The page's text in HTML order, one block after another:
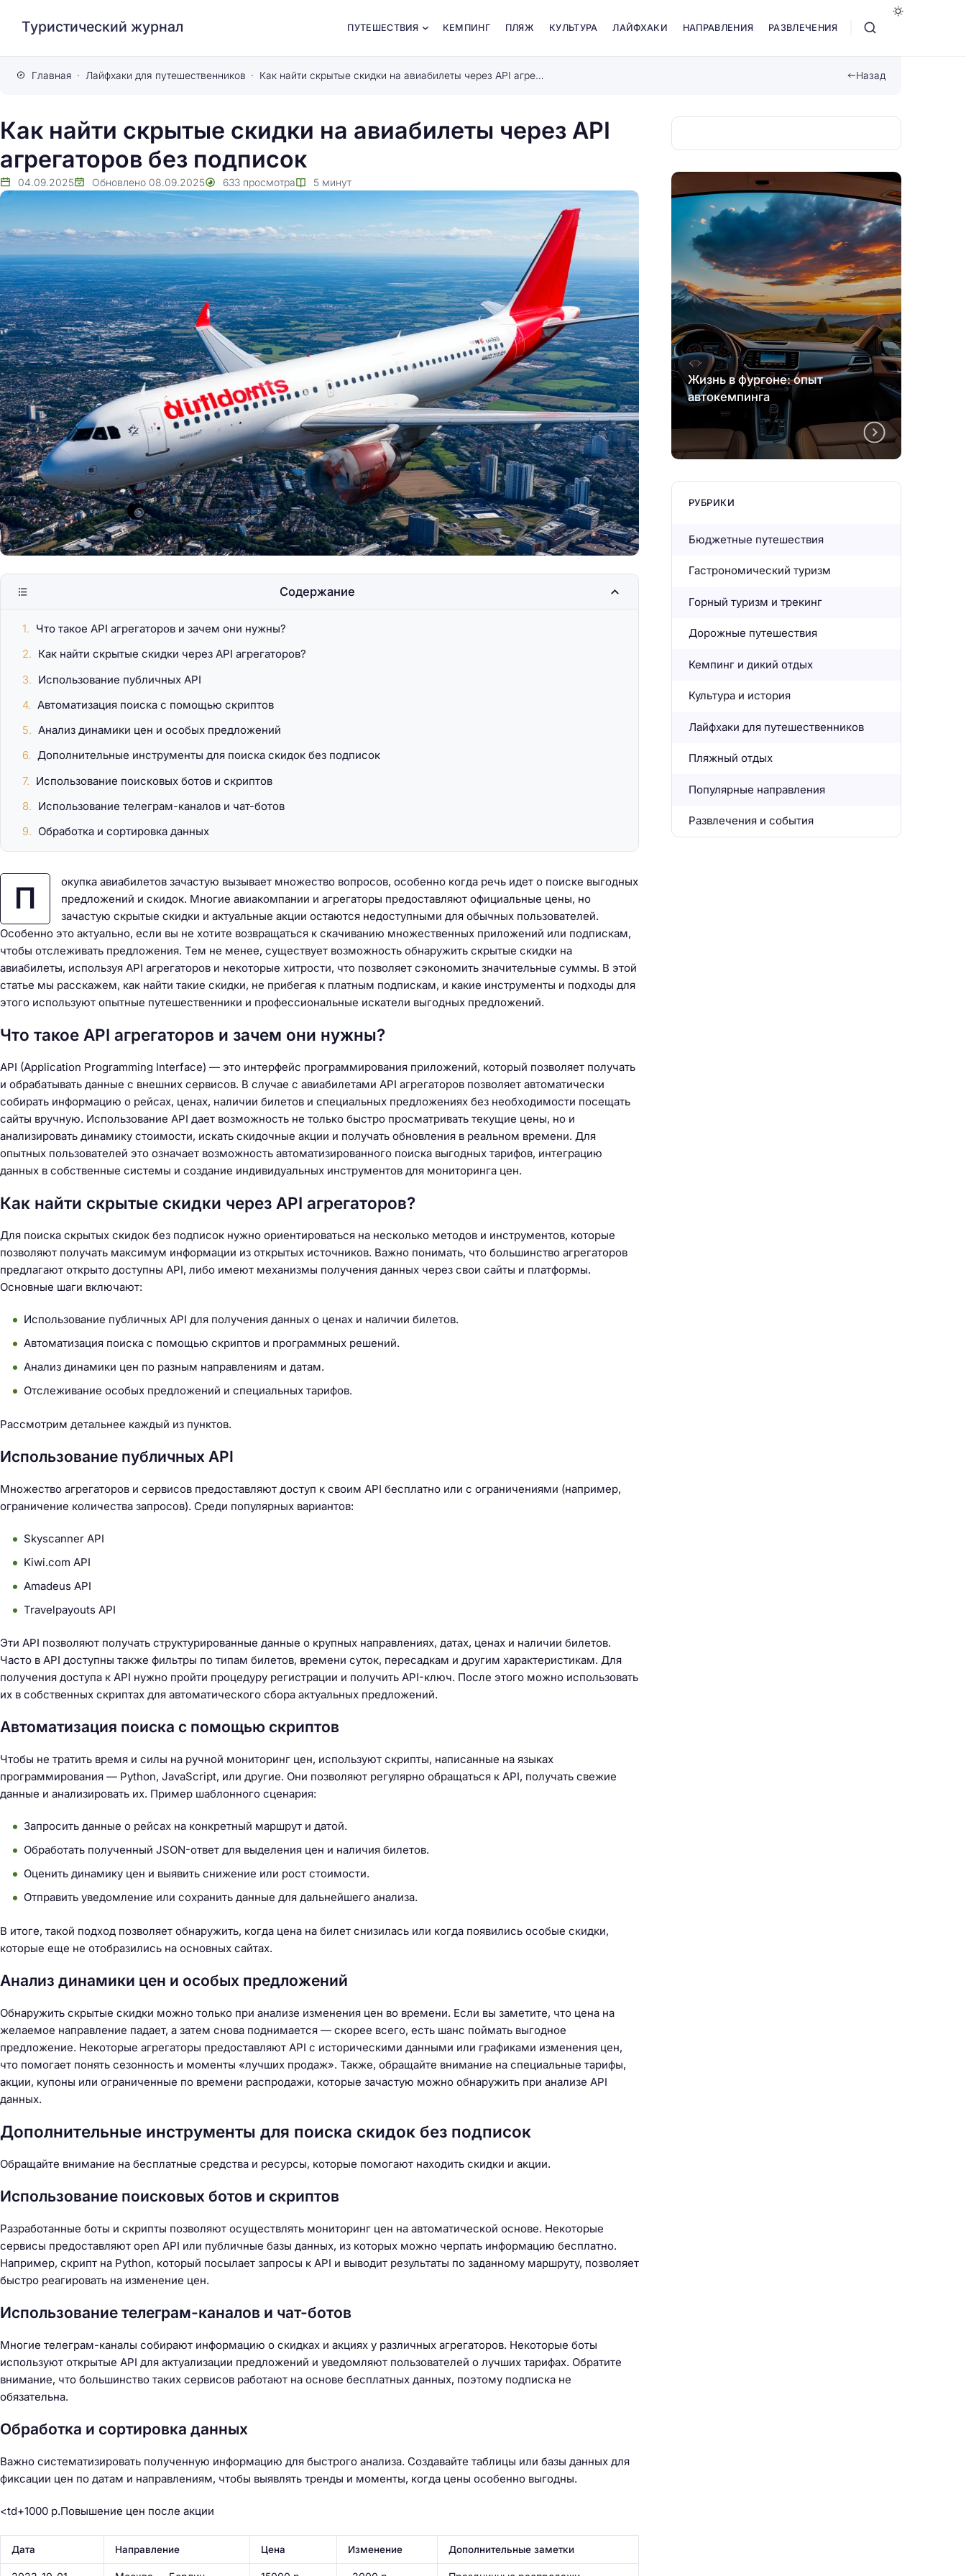
Туристический журнал ПУТЕШЕСТВИЯ КЕМПИНГ ПЛЯЖ КУЛЬТУРА ЛАЙФХАКИ НАПРАВЛЕНИЯ РАЗВЛЕЧЕНИЯ
Главная Лайфхаки для путешественников Как найти скрытые скидки на авиабилеты через API агрегаторов без подписок Назад
Как найти скрытые скидки на авиабилеты через API
агрегаторов без подписок
04.09.2025 Обновлено 08.09.2025 633 просмотра 5 минут
П
окупка авиабилетов зачастую вызывает множество вопросов, особенно когда речь идет о поиске выгодных
предложений и скидок. Многие авиакомпании и агрегаторы предоставляют официальные цены, но
зачастую скрытые скидки и актуальные акции остаются недоступными для обычных пользователей.
Особенно это актуально, если вы не хотите возвращаться к скачиванию множественных приложений или подпискам,
чтобы отслеживать предложения. Тем не менее, существует возможность обнаружить скрытые скидки на
авиабилеты, используя API агрегаторов и некоторые хитрости, что позволяет сэкономить значительные суммы. В этой
статье мы расскажем, как найти такие скидки, не прибегая к платным подпискам, и какие инструменты и подходы для
этого используют опытные путешественники и профессиональные искатели выгодных предложений.
Что такое API агрегаторов и зачем они нужны?
API (Application Programming Interface) — это интерфейс программирования приложений, который позволяет получать
и обрабатывать данные с внешних сервисов. В случае с авиабилетами API агрегаторов позволяет автоматически
собирать информацию о рейсах, ценах, наличии билетов и специальных предложениях без необходимости посещать
сайты вручную. Использование API дает возможность не только быстро просматривать текущие цены, но и
анализировать динамику стоимости, искать скидочные акции и получать обновления в реальном времени. Для
опытных пользователей это означает возможность автоматизированного поиска выгодных тарифов, интеграцию
данных в собственные системы и создание индивидуальных инструментов для мониторинга цен.
Как найти скрытые скидки через API агрегаторов?
Для поиска скрытых скидок без подписок нужно ориентироваться на несколько методов и инструментов, которые
позволяют получать максимум информации из открытых источников. Важно понимать, что большинство агрегаторов
предлагают открыто доступны API, либо имеют механизмы получения данных через свои сайты и платформы.
Основные шаги включают:
Использование публичных API для получения данных о ценах и наличии билетов.
Автоматизация поиска с помощью скриптов и программных решений.
Анализ динамики цен по разным направлениям и датам.
Отслеживание особых предложений и специальных тарифов.
Рассмотрим детальнее каждый из пунктов.
Использование публичных API
Множество агрегаторов и сервисов предоставляют доступ к своим API бесплатно или с ограничениями (например,
ограничение количества запросов). Среди популярных вариантов:
Skyscanner API
Kiwi.com API
Amadeus API
Travelpayouts API
Эти API позволяют получать структурированные данные о крупных направлениях, датах, ценах и наличии билетов.
Часто в API доступны также фильтры по типам билетов, времени суток, пересадкам и другим характеристикам. Для
получения доступа к API нужно пройти процедуру регистрации и получить API-ключ. После этого можно использовать
их в собственных скриптах для автоматического сбора актуальных предложений.
Автоматизация поиска с помощью скриптов
Чтобы не тратить время и силы на ручной мониторинг цен, используют скрипты, написанные на языках
программирования — Python, JavaScript, или другие. Они позволяют регулярно обращаться к API, получать свежие
данные и анализировать их. Пример шаблонного сценария:
Запросить данные о рейсах на конкретный маршрут и датой.
Обработать полученный JSON-ответ для выделения цен и наличия билетов.
Оценить динамику цен и выявить снижение или рост стоимости.
Отправить уведомление или сохранить данные для дальнейшего анализа.
В итоге, такой подход позволяет обнаружить, когда цена на билет снизилась или когда появились особые скидки,
которые еще не отобразились на основных сайтах.
Анализ динамики цен и особых предложений
Обнаружить скрытые скидки можно только при анализе изменения цен во времени. Если вы заметите, что цена на
желаемое направление падает, а затем снова поднимается — скорее всего, есть шанс поймать выгодное
предложение. Некоторые агрегаторы предоставляют API с историческими данными или графиками изменения цен,
что помогает понять сезонность и моменты «лучших продаж». Также, обращайте внимание на специальные тарифы,
акции, купоны или ограниченные по времени распродажи, которые зачастую можно обнаружить при анализе API
данных.
Дополнительные инструменты для поиска скидок без подписок
Обращайте внимание на бесплатные средства и ресурсы, которые помогают находить скидки и акции.
Использование поисковых ботов и скриптов
Разработанные боты и скрипты позволяют осуществлять мониторинг цен на автоматической основе. Некоторые
сервисы предоставляют open API или публичные базы данных, из которых можно черпать информацию бесплатно.
Например, скрипт на Python, который посылает запросы к API и выводит результаты по заданному маршруту, позволяет
быстро реагировать на изменение цен.
Использование телеграм-каналов и чат-ботов
Многие телеграм-каналы собирают информацию о скидках и акциях у различных агрегаторов. Некоторые боты
используют открытые API для актуализации предложений и уведомляют пользователей о лучших тарифах. Обратите
внимание, что большинство таких сервисов работают на основе бесплатных данных, поэтому подписка не
обязательна.
Обработка и сортировка данных
Важно систематизировать полученную информацию для быстрого анализа. Создавайте таблицы или базы данных для
фиксации цен по датам и направлениям, чтобы выявлять тренды и моменты, когда цены особенно выгодны.
<td+1000 р.Повышение цен после акции
Дата Направление Цена Изменение Дополнительные заметки
Содержание
Что такое API агрегаторов и зачем они нужны?
Как найти скрытые скидки через API агрегаторов?
Использование публичных API
Автоматизация поиска с помощью скриптов
Анализ динамики цен и особых предложений
Дополнительные инструменты для поиска скидок без подписок
Использование поисковых ботов и скриптов
Использование телеграм-каналов и чат-ботов
Обработка и сортировка данных
Жизнь в фургоне: опыт
автокемпинга
Жизнь в фургоне: опыт
автокемпинга
Жизнь в фургоне: опыт
автокемпинга
РУБРИКИ
Бюджетные путешествия
Гастрономический туризм
Горный туризм и трекинг
Дорожные путешествия
Кемпинг и дикий отдых
Культура и история
Лайфхаки для путешественников
Пляжный отдых
Популярные направления
Развлечения и события
и
: